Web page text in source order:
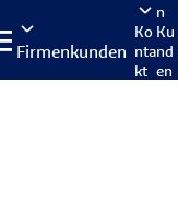
Firmenkunden
Ko
nta
kt
n
Ku
nd
en